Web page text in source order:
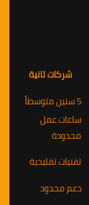
شركات تانية
5 سنين متوسطاً
ساعات عمل
محدودة
تقنيات تقليدية
دعم محدود